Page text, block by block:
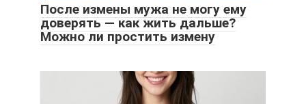
После измены мужа не могу ему
доверять — как жить дальше?
Можно ли простить измену